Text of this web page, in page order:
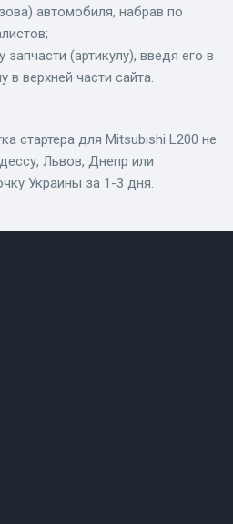
автомобиля, набрав по
(артикулу), введя его в
в верхней части сайта.
стартера для Mitsubishi L200 не
Львов, Днепр или
Украины за 1-3 дня.